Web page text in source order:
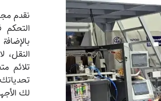
نقدم
التحكم
النقل،
تلائم
لك